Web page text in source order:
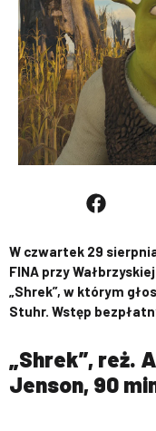
W czwartek 29
FINA przy
„Shrek”, w którym
Stuhr. Wstęp
„Shrek”, reż.
Jenson, 90